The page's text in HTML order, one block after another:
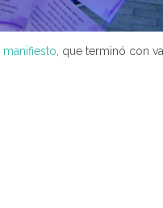
manifiesto, que terminó con